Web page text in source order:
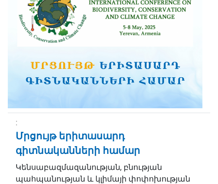
Մրցույթ երիտասարդ
գիտնականների համար
Կենսաբազմազանության, բնության
պահպանության և կլիմայի փոփոխության